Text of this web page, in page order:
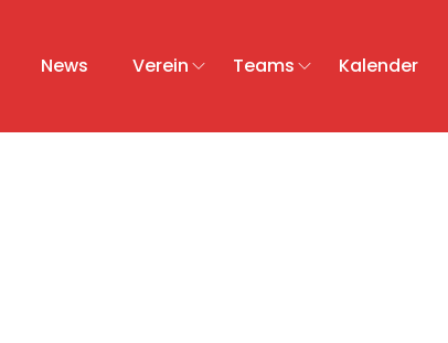
News Verein Teams Kalender